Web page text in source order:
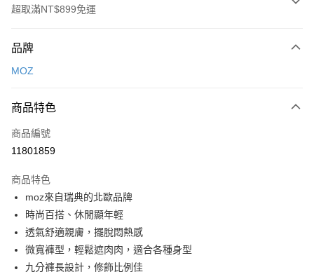
超取滿NT$899免運
信用卡一次付款
Apple Pay
街口支付
Google Pay
全盈+PAY
大哥付你分期
相關說明
【大哥付你分期使用說明】
品牌
MOZ
商品特色
商品編號
11801859
商品特色
moz來自瑞典的北歐品牌
時尚百搭、休閒顯年輕
透氣舒適親膚，擺脫悶熱感
微寬褲型，輕鬆遮肉肉，適合各種身型
九分褲長設計，修飾比例佳